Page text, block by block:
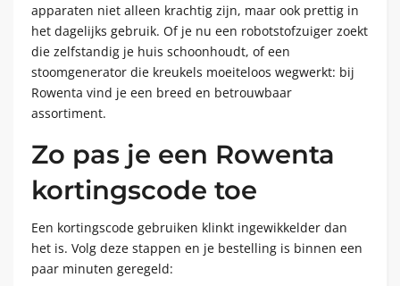
apparaten niet alleen krachtig zijn, maar ook prettig in
het dagelijks gebruik. Of je nu een robotstofzuiger zoekt
die zelfstandig je huis schoonhoudt, of een
stoomgenerator die kreukels moeiteloos wegwerkt: bij
Rowenta vind je een breed en betrouwbaar
assortiment.
Zo pas je een Rowenta
kortingscode toe
Een kortingscode gebruiken klinkt ingewikkelder dan
het is. Volg deze stappen en je bestelling is binnen een
paar minuten geregeld: